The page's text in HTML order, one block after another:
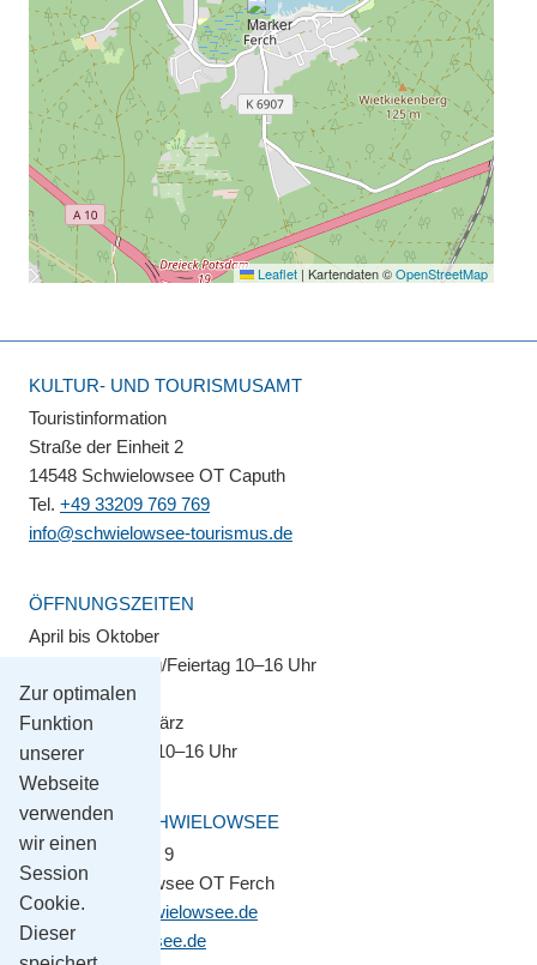
Zur optimalen
Funktion
unserer
Webseite
verwenden
wir einen
Session
Cookie.
Dieser
Leaflet | Kartendaten ©OpenStreetMap
KULTUR- UND TOURISMUSAMT
Touristinformation
Straße der Einheit 2
14548 Schwielowsee OT Caputh
Tel. +49 33209 769 769
info@schwielowsee-tourismus.de
ÖFFNUNGSZEITEN
April bis Oktober
Montag–Sonntag/Feiertag 10–16 Uhr
November bis März
Montag–Freitag 10–16 Uhr
GEMEINDE SCHWIELOWSEE
Potsdamer Platz 9
14548 Schwielowsee OT Ferch
gemeinde@schwielowsee.de
www.schwielowsee.de